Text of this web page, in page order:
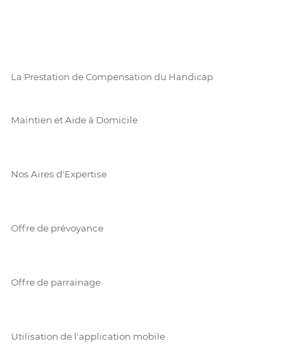
La Prestation de Compensation du Handicap
Maintien et Aide à Domicile
Nos Aires d'Expertise
Offre de prévoyance
Offre de parrainage
Utilisation de l'application mobile